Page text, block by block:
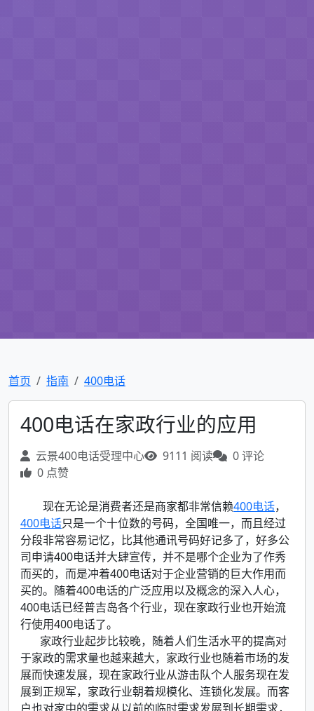
首页 指南 400电话
400电话在家政行业的应用
云景400电话受理中心 9111 阅读
0 评论
0 点赞
现在无论是消费者还是商家都非常信赖400电话，
400电话只是一个十位数的号码，全国唯一，而且经过
分段非常容易记忆，比其他通讯号码好记多了，好多公
司申请400电话并大肆宣传，并不是哪个企业为了作秀
而买的，而是冲着400电话对于企业营销的巨大作用而
买的。随着400电话的广泛应用以及概念的深入人心，
400电话已经普吉岛各个行业，现在家政行业也开始流
行使用400电话了。
家政行业起步比较晚，随着人们生活水平的提高对
于家政的需求量也越来越大，家政行业也随着市场的发
展而快速发展，现在家政行业从游击队个人服务现在发
展到正规军，家政行业朝着规模化、连锁化发展。而客